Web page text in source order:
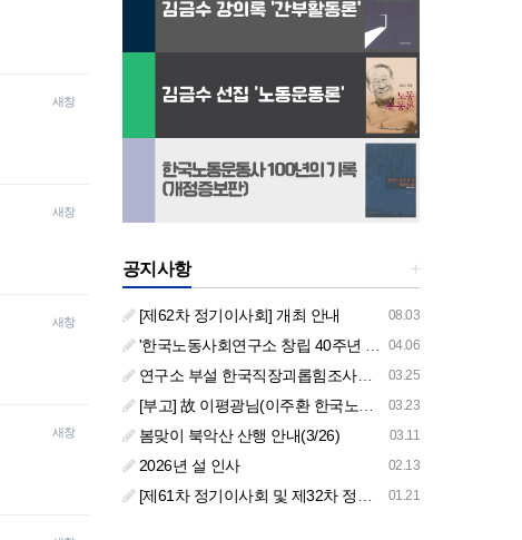
새창
새창
새창
새창
+
공지사항
08.03
[제62차 정기이사회] 개최 안내
04.06
'한국노동사회연구소 창립 40주년 기념 행사 안내'
03.25
연구소 부설 한국직장괴롭힘조사센터 '2026년도 주요 사업 안내' (교육/컨설팅)
03.23
[부고] 故 이평광님(이주환 한국노동사회연구소 부소장 부친상)
03.11
봄맞이 북악산 산행 안내(3/26)
02.13
2026년 설 인사
01.21
[제61차 정기이사회 및 제32차 정기총회 합동회의] 개최 안내